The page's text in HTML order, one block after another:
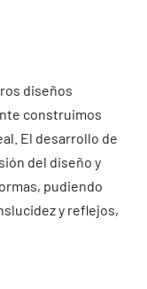
diseños
construimos
El desarrollo de
del diseño y
pudiendo
y reflejos,